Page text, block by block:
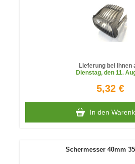
Lieferung bei Ihnen
Dienstag, den 11.
5,32 €
In den
Schermesser 40mm